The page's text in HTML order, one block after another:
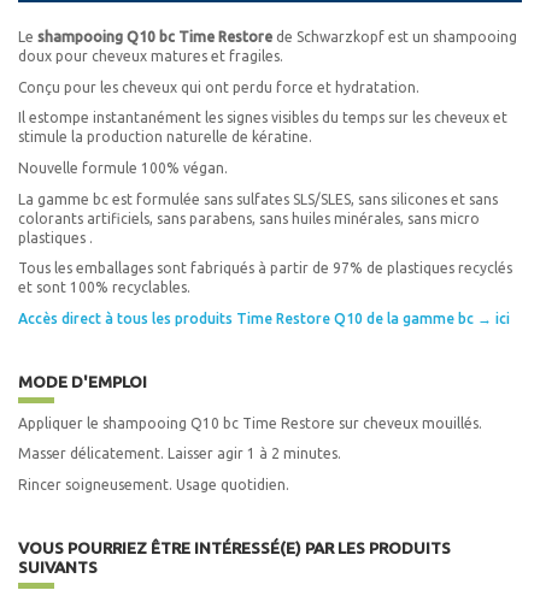
Le shampooing Q10 bc Time Restore de Schwarzkopf est un shampooing
doux pour cheveux matures et fragiles.
Conçu pour les cheveux qui ont perdu force et hydratation.
Il estompe instantanément les signes visibles du temps sur les cheveux et
stimule la production naturelle de kératine.
Nouvelle formule 100% végan.
La gamme bc est formulée sans sulfates SLS/SLES, sans silicones et sans
colorants artificiels, sans parabens, sans huiles minérales, sans micro
plastiques .
Tous les emballages sont fabriqués à partir de 97% de plastiques recyclés
et sont 100% recyclables.
Accès direct à tous les produits Time Restore Q10 de la gamme bc → ici
MODE D'EMPLOI
Appliquer le shampooing Q10 bc Time Restore sur cheveux mouillés.
Masser délicatement. Laisser agir 1 à 2 minutes.
Rincer soigneusement. Usage quotidien.
VOUS POURRIEZ ÊTRE INTÉRESSÉ(E) PAR LES PRODUITS
SUIVANTS